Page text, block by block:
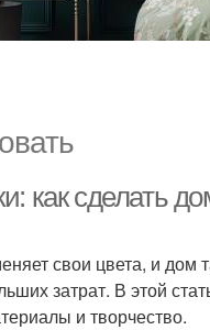
как сделать
свои цвета, и
затрат. В этой
и творчество.